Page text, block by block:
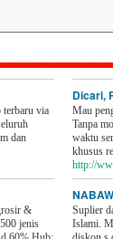
via
dan
&
jenis
Dicari,
Mau
Tanpa
waktu
khusus
http://
Suplier
Islami.